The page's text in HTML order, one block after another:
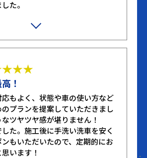
た。
が躍ります。
！
もよく、状態や車の使い方など
プランを提案していただきまし
ツヤツヤ感が堪りません！
た。施工後に手洗い洗車を安く
もいただいたので、定期的にお
います！